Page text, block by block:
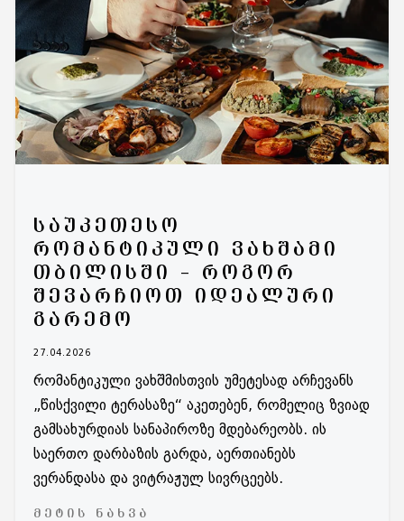
ᲡᲐᲣᲙᲔᲗᲔᲡᲝ
ᲠᲝᲛᲐᲜᲢᲘᲙᲣᲚᲘ ᲕᲐᲮᲨᲐᲛᲘ
ᲗᲑᲘᲚᲘᲡᲨᲘ – ᲠᲝᲒᲝᲠ
ᲨᲔᲕᲐᲠᲩᲘᲝᲗ ᲘᲓᲔᲐᲚᲣᲠᲘ
ᲒᲐᲠᲔᲛᲝ
27.04.2026
რომანტიკული ვახშმისთვის უმეტესად არჩევანს
„წისქვილი ტერასაზე“ აკეთებენ, რომელიც ზვიად
გამსახურდიას სანაპიროზე მდებარეობს. ის
საერთო დარბაზის გარდა, აერთიანებს
ვერანდასა და ვიტრაჟულ სივრცეებს.
ᲛᲔᲢᲘᲡ ᲜᲐᲮᲕᲐ